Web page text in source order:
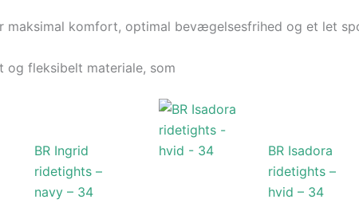
maksimal komfort, optimal bevægelsesfrihed og et let
fleksibelt materiale, som
BR Ingrid
ridetights –
navy – 34
BR Isadora
ridetights –
hvid – 34